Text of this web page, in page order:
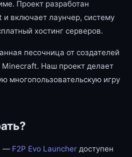
Проект разработан
включает лаунчер, систему
хостинг серверов.
песочница от создателей
Minecraft. Наш проект делает
многопользовательскую игру
— F2P Evo Launcher доступен